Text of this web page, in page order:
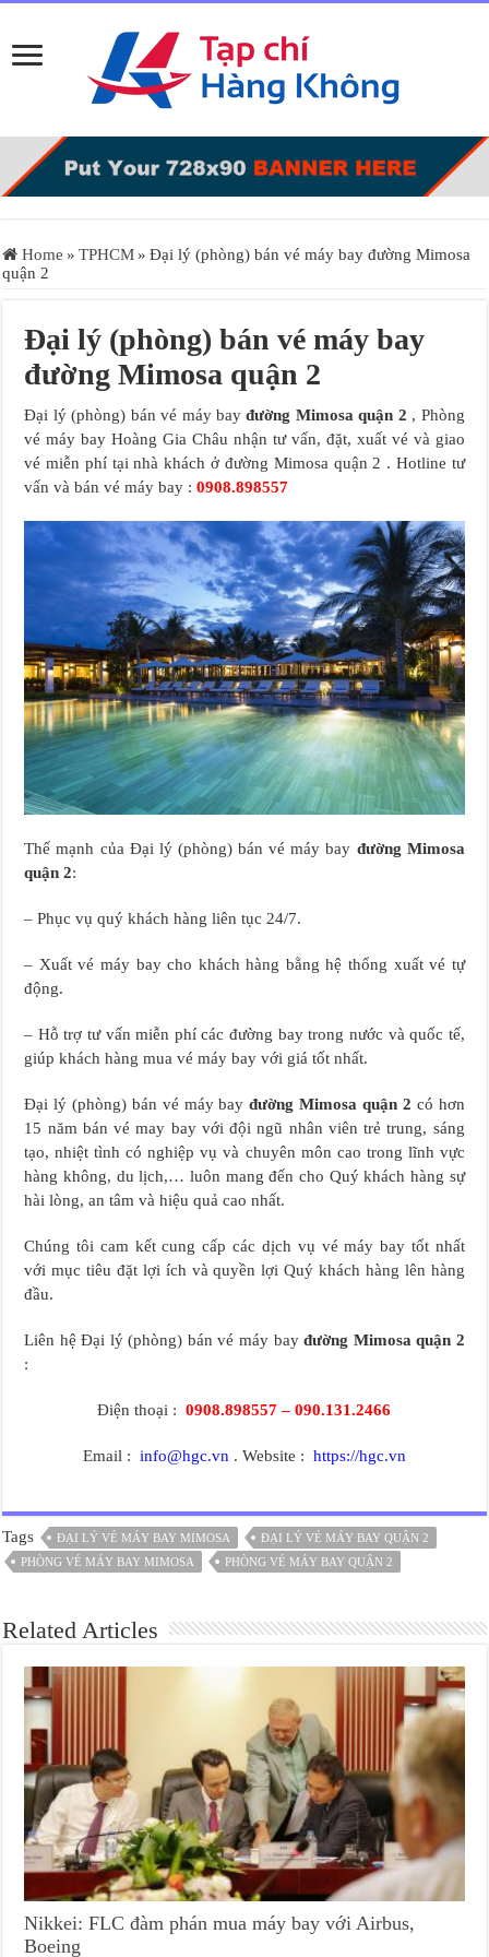
Home » TPHCM » Đại lý (phòng) bán vé máy bay đường Mimosa
quận 2
Đại lý (phòng) bán vé máy bay
đường Mimosa quận 2
Đại lý (phòng) bán vé máy bayđường Mimosa quận 2 , Phòng
vé máy bay Hoàng Gia Châu nhận tư vấn, đặt, xuất vé và giao
vé miễn phí tại nhà khách ở đường Mimosa quận 2 . Hotline tư
vấn và bán vé máy bay :0908.898557
Thế mạnh của Đại lý (phòng) bán vé máy bay đường Mimosa
quận 2:
– Phục vụ quý khách hàng liên tục 24/7.
– Xuất vé máy bay cho khách hàng bằng hệ thống xuất vé tự
động.
– Hỗ trợ tư vấn miễn phí các đường bay trong nước và quốc tế,
giúp khách hàng mua vé máy bay với giá tốt nhất.
Đại lý (phòng) bán vé máy bayđường Mimosa quận 2 có hơn
15 năm bán vé may bay với đội ngũ nhân viên trẻ trung, sáng
tạo, nhiệt tình có nghiệp vụ và chuyên môn cao trong lĩnh vực
hàng không, du lịch,… luôn mang đến cho Quý khách hàng sự
hài lòng, an tâm và hiệu quả cao nhất.
Chúng tôi cam kết cung cấp các dịch vụ vé máy bay tốt nhất
với mục tiêu đặt lợi ích và quyền lợi Quý khách hàng lên hàng
đầu.
Liên hệ Đại lý (phòng) bán vé máy bayđường Mimosa quận 2
:
Điện thoại :0908.898557 – 090.131.2466
Email : info@hgc.vn. Website : https://hgc.vn
Tags ĐẠI LÝ VÉ MÁY BAY MIMOSA
ĐẠI LÝ VÉ MÁY BAY QUẬN 2
PHÒNG VÉ MÁY BAY MIMOSA
PHÒNG VÉ MÁY BAY QUẬN 2
Related Articles
Nikkei: FLC đàm phán mua máy bay với Airbus,
Boeing